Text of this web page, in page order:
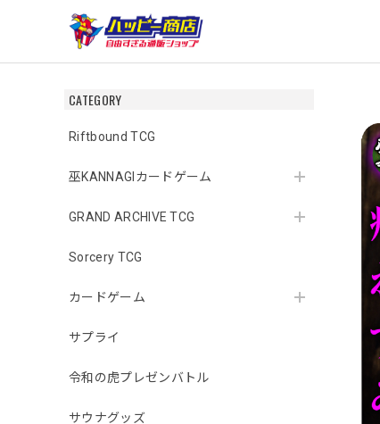
CATEGORY
Riftbound TCG
巫KANNAGIカードゲーム
GRAND ARCHIVE TCG
Sorcery TCG
カードゲーム
サプライ
令和の虎プレゼンバトル
サウナグッズ